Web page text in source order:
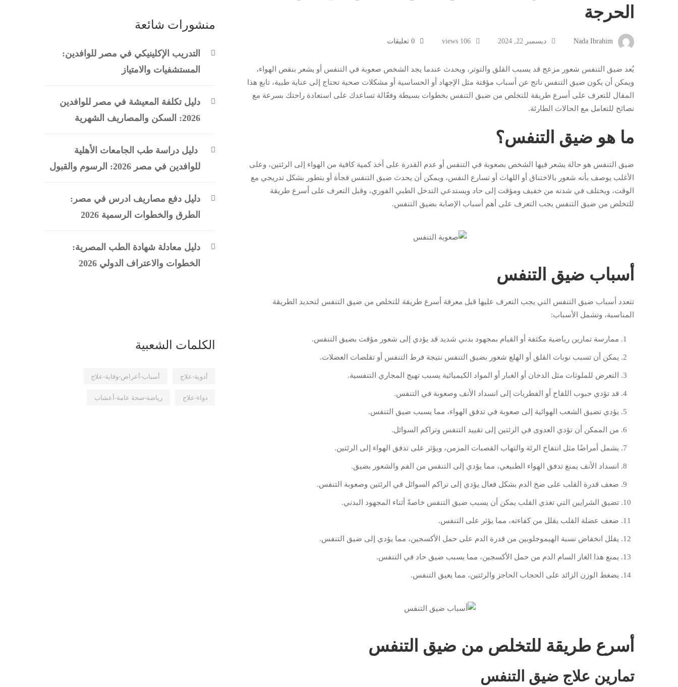
كيفية
علاج
التنفس
في
الحرجة
الحرجة
ديسمبر 22, 2024 106 views 0 تعليقات
يُعد ضيق التنفس شعور مزعج قد يسبب القلق والتوتر، ويحدث عندما يجد الشخص صعوبة في التنفس أو يشعر بنقص الهواء،
ويمكن أن يكون ضيق التنفس ناتج عن أسباب مؤقتة مثل الإجهاد أو الحساسية أو مشكلات صحية تحتاج إلى عناية طبية، تابع هذا
المقال للتعرف على أسرع طريقة للتخلص من ضيق التنفس بخطوات بسيطة وفعّالة تساعدك على استعادة راحتك بسرعة مع
نصائح للتعامل مع الحالات الطارئة.
ما هو ضيق التنفس؟
ضيق التنفس هو حالة يشعر فيها الشخص بصعوبة في التنفس أو عدم القدرة على أخذ كمية كافية من الهواء إلى الرئتين، وعلى
الأغلب يوصف بأنه شعور بالاختناق أو اللهاث أو تسارع النفس، ويمكن أن يحدث ضيق التنفس فجأة أو يتطور بشكل تدريجي مع
الوقت، ويختلف في شدته من خفيف ومؤقت إلى حاد ويستدعي التدخل الطبي الفوري، وقبل التعرف على أسرع طريقة
للتخلص من ضيق التنفس يجب التعرف على أهم أسباب الإصابة بضيق التنفس.
أسباب ضيق التنفس
تتعدد أسباب ضيق التنفس التي يجب التعرف عليها قبل معرفة أسرع طريقة للتخلص من ضيق التنفس لتحديد الطريقة
المناسبة، وتشمل الأسباب:
ممارسة تمارين رياضية مكثفة أو القيام بمجهود بدني شديد قد يؤدي إلى شعور مؤقت بضيق التنفس.
يمكن أن تسبب نوبات القلق أو الهلع شعور بضيق التنفس نتيجة فرط التنفس أو تقلصات العضلات.
التعرض للملوثات مثل الدخان أو الغبار أو المواد الكيميائية يسبب تهيج المجاري التنفسية.
قد تؤدي حبوب اللقاح أو الفطريات إلى انسداد الأنف وصعوبة في التنفس.
يؤدي تضيق الشعب الهوائية إلى صعوبة في تدفق الهواء، مما يسبب ضيق التنفس.
من الممكن أن تؤدي العدوى في الرئتين إلى تقييد التنفس وتراكم السوائل.
يشمل أمراضًا مثل انتفاخ الرئة والتهاب القصبات المزمن، ويؤثر على تدفق الهواء إلى الرئتين.
انسداد الأنف يمنع تدفق الهواء الطبيعي، مما يؤدي إلى التنفس من الفم والشعور بضيق.
ضعف قدرة القلب على ضخ الدم بشكل فعال يؤدي إلى تراكم السوائل في الرئتين وصعوبة التنفس.
تضيق الشرايين التي تغذي القلب يمكن أن يسبب ضيق التنفس خاصةً أثناء المجهود البدني.
ضعف عضلة القلب يقلل من كفاءته، مما يؤثر على التنفس.
يقلل انخفاض نسبة الهيموجلوبين من قدرة الدم على حمل الأكسجين، مما يؤدي إلى ضيق التنفس.
يمنع هذا الغاز السام الدم من حمل الأكسجين، مما يسبب ضيق حاد في التنفس.
يضغط الوزن الزائد على الحجاب الحاجز والرئتين، مما يعيق التنفس.
أسرع طريقة للتخلص من ضيق التنفس
تمارين علاج ضيق التنفس
منشورات شائعة
التدريب الإكلينيكي في مصر للوافدين:
المستشفيات والامتياز
دليل تكلفة المعيشة في مصر للوافدين
2026: السكن والمصاريف الشهرية
دليل دراسة طب الجامعات الأهلية
للوافدين في مصر 2026: الرسوم والقبول
دليل دفع مصاريف ادرس في مصر:
الطرق والخطوات الرسمية 2026
دليل معادلة شهادة الطب المصرية:
الخطوات والاعتراف الدولي 2026
الكلمات الشعبية
أدوية-علاج أسباب-أعراض-وقاية-علاج
دواء-علاج رياضة-صحة عامة-أعشاب